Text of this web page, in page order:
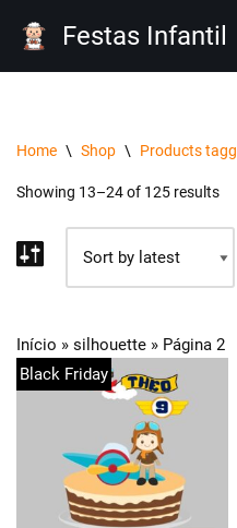
Festas Infantil
Home \ Shop \ Products
Showing 13–24 of 125 results
Início » silhouette » Página 2
Black Friday